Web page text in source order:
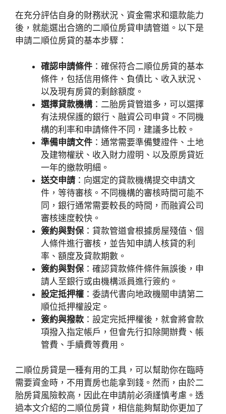
在充分評估自身的財務狀況、資金需求和還款能力
後，就能選出合適的二順位房貸申請管道。以下是
申請二順位房貸的基本步驟：
確認申請條件 ：確保符合二順位房貸的基本
條件，包括信用條件、負債比、收入狀況、
以及現有房貸的剩餘額度。
選擇貸款機構：二胎房貸管道多，可以選擇
有法規保護的銀行、融資公司申貸。不同機
構的利率和申請條件不同，建議多比較。
準備申請文件 ：通常需要準備雙證件、土地
及建物權狀、收入財力證明、以及原房貸近
一年的繳款明細。
送交申請 ：向選定的貸款機構提交申請文
件，等待審核。不同機構的審核時間可能不
同，銀行通常需要較長的時間，而融資公司
審核速度較快。
簽約與對保 ：貸款管道會根據房屋殘值、個
人條件進行審核，並告知申請人核貸的利
率、額度及貸款期數。
簽約與對保 ：確認貸款條件條件無誤後，申
請人至銀行或由機構派員進行簽約。
設定抵押權 ：委請代書向地政機關申請第二
順位抵押權設定。
簽約與撥款 ：設定完抵押權後，就會將會款
項撥入指定帳戶，但會先行扣除開辦費、帳
管費、手續費等費用。
二順位房貸是一種有用的工具，可以幫助你在臨時
需要資金時，不用賣房也能拿到錢。然而，由於二
胎房貸風險較高，因此在申請前必須謹慎考慮。透
過本文介紹的二順位房貸，相信能夠幫助你更加了